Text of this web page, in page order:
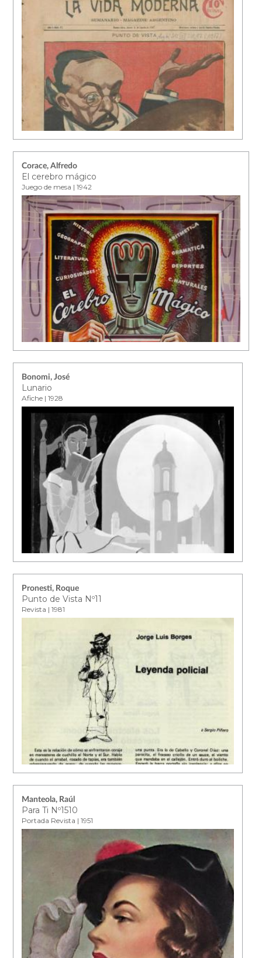
Corace, Alfredo
El cerebro mágico
Juego de mesa | 1942
Bonomi, José
Lunario
Afiche | 1928
Pronesti, Roque
Punto de Vista Nº11
Revista | 1981
Manteola, Raúl
Para Ti Nº1510
Portada Revista | 1951